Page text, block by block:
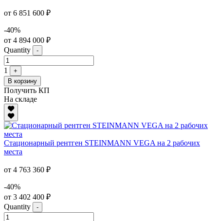
от 6 851 600 ₽
-40%
от 4 894 000 ₽
Quantity
-
1
+
В корзину
Получить КП
На складе
Стационарный рентген STEINMANN VEGA на 2 рабочих
места
от 4 763 360 ₽
-40%
от 3 402 400 ₽
Quantity
-